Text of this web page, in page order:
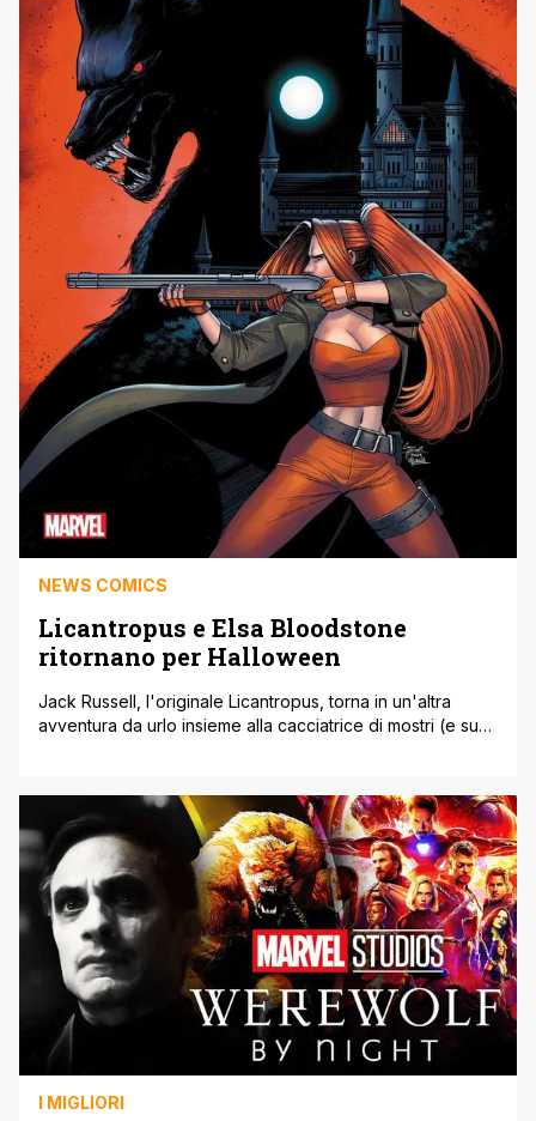
NEWS COMICS
Licantropus e Elsa Bloodstone
ritornano per Halloween
Jack Russell, l'originale Licantropus, torna in un'altra
avventura da urlo insieme alla cacciatrice di mostri (e sua
Marvel Studios Licantropus (Werewolf By Night) su
Disney+ lo scorso anno, e ora vedrà nuovamente sorgere
la luna sulla sua prossima saga [']
I MIGLIORI